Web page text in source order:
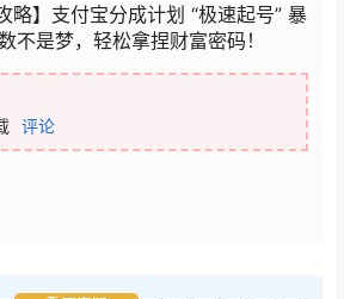
略】支付宝分成计划 “极速起号” 暴
不是梦，轻松拿捏财富密码！
评论